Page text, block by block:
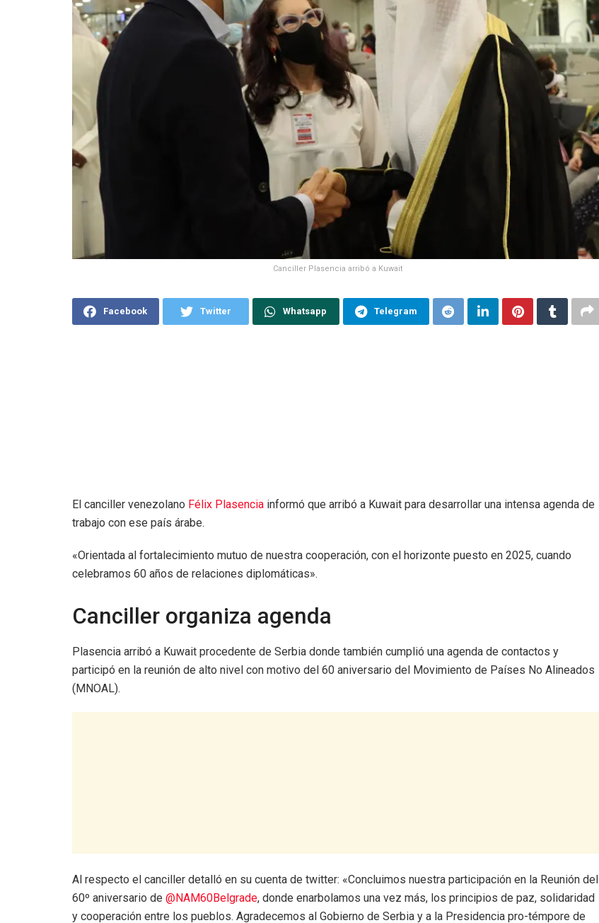
Canciller Plasencia arribó a Kuwait
Facebook Twitter Whatsapp Telegram
El canciller venezolano Félix Plasencia informó que arribó a Kuwait para desarrollar una intensa agenda de
trabajo con ese país árabe.
«Orientada al fortalecimiento mutuo de nuestra cooperación, con el horizonte puesto en 2025, cuando
celebramos 60 años de relaciones diplomáticas».
Canciller organiza agenda
Plasencia arribó a Kuwait procedente de Serbia donde también cumplió una agenda de contactos y
participó en la reunión de alto nivel con motivo del 60 aniversario del Movimiento de Países No Alineados
(MNOAL).
Al respecto el canciller detalló en su cuenta de twitter: «Concluimos nuestra participación en la Reunión del
60º aniversario de @NAM60Belgrade, donde enarbolamos una vez más, los principios de paz, solidaridad
y cooperación entre los pueblos. Agradecemos al Gobierno de Serbia y a la Presidencia pro-témpore de